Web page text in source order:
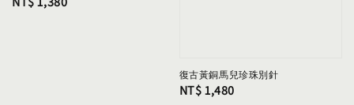
復古黃銅馬兒珍珠別針
Regular
NT$ 1,480